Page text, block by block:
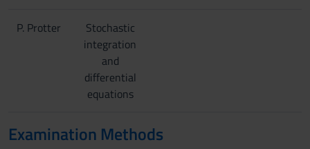
P. Protter
Stochastic
integration
and
differential
equations
Examination Methods